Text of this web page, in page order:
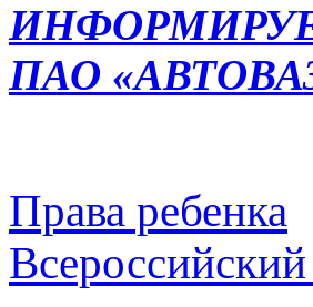
ПАО
Права ребенка